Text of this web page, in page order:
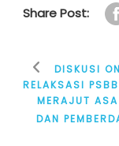
Share Post:
DISKUSI
RELAKSASI PSBB
MERAJUT
DAN